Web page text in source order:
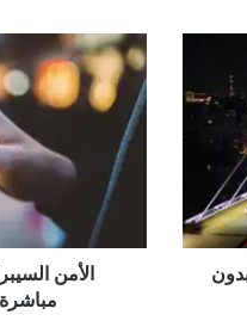
الأمن
السيبراني
يوضح:
لا
رسائل
تحذيرية
مباشرة
هواتف
المواطنينالأمن